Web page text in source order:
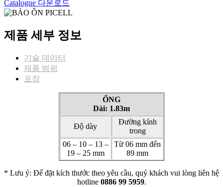
Catalogue 다운로드
제품 세부 정보
기술 데이터
제품 범위
포장
ỐNG
Dài: 1.83m
Độ dày
Đường kính
trong
06 – 10 – 13 –
19 – 25 mm
Từ 06 mm đến
89 mm
* Lưu ý: Để đặt kích thước theo yêu cầu, quý khách vui lòng liên hệ
hotline 0886 99 5959.